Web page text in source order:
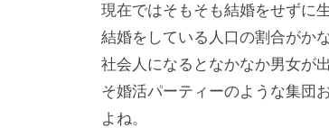
現在ではそもそも結婚をせずに
結婚をしている人口の割合がか
社会人になるとなかなか男女が
そ婚活パーティーのような集団
よね。